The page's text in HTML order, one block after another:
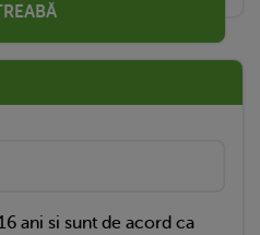
ani si sunt de acord ca